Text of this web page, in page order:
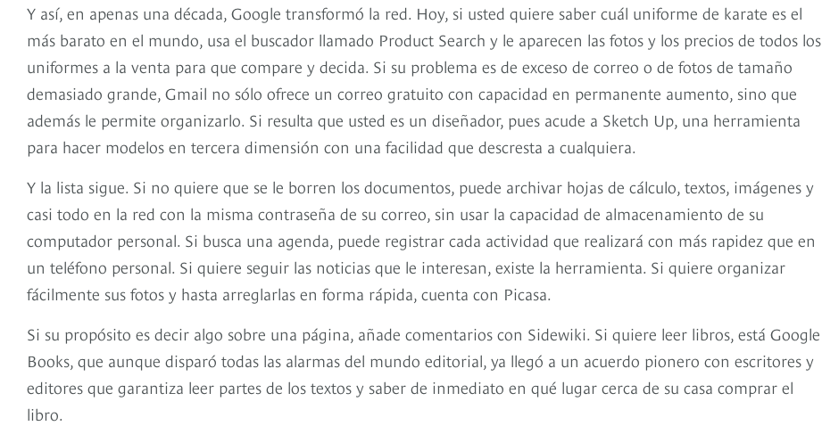
Y así, en apenas una década, Google transformó la red. Hoy, si usted quiere saber cuál uniforme de karate es el
más barato en el mundo, usa el buscador llamado Product Search y le aparecen las fotos y los precios de todos los
uniformes a la venta para que compare y decida. Si su problema es de exceso de correo o de fotos de tamaño
demasiado grande, Gmail no sólo ofrece un correo gratuito con capacidad en permanente aumento, sino que
además le permite organizarlo. Si resulta que usted es un diseñador, pues acude a Sketch Up, una herramienta
para hacer modelos en tercera dimensión con una facilidad que descresta a cualquiera.
Y la lista sigue. Si no quiere que se le borren los documentos, puede archivar hojas de cálculo, textos, imágenes y
casi todo en la red con la misma contraseña de su correo, sin usar la capacidad de almacenamiento de su
computador personal. Si busca una agenda, puede registrar cada actividad que realizará con más rapidez que en
un teléfono personal. Si quiere seguir las noticias que le interesan, existe la herramienta. Si quiere organizar
fácilmente sus fotos y hasta arreglarlas en forma rápida, cuenta con Picasa.
Si su propósito es decir algo sobre una página, añade comentarios con Sidewiki. Si quiere leer libros, está Google
Books, que aunque disparó todas las alarmas del mundo editorial, ya llegó a un acuerdo pionero con escritores y
editores que garantiza leer partes de los textos y saber de inmediato en qué lugar cerca de su casa comprar el
libro.